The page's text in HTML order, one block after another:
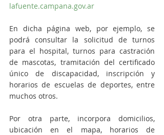
lafuente.campana.gov.ar
En dicha página web, por ejemplo, se
podrá consultar la solicitud de turnos
para el hospital, turnos para castración
de mascotas, tramitación del certificado
único de discapacidad, inscripción y
horarios de escuelas de deportes, entre
muchos otros.
Por otra parte, incorpora domicilios,
ubicación en el mapa, horarios de